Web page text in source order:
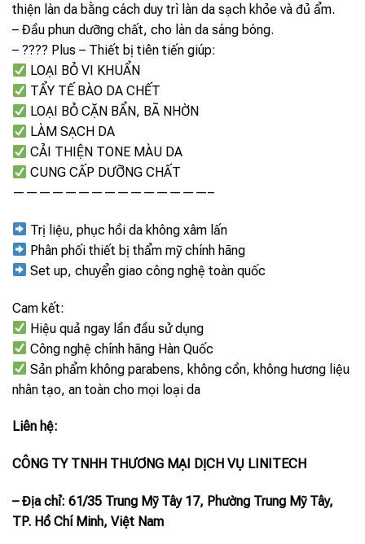
thiện làn da bằng cách duy trì làn da sạch khỏe và đủ ẩm.
– Đầu phun dưỡng chất, cho làn da sáng bóng.
– ???? Plus – Thiết bị tiên tiến giúp:
LOẠI BỎ VI KHUẨN
TẨY TẾ BÀO DA CHẾT
LOẠI BỎ CẶN BẨN, BÃ NHỜN
LÀM SẠCH DA
CẢI THIỆN TONE MÀU DA
CUNG CẤP DƯỠNG CHẤT
———————————————–
Trị liệu, phục hồi da không xâm lấn
Phân phối thiết bị thẩm mỹ chính hãng
Set up, chuyển giao công nghệ toàn quốc
Cam kết:
Hiệu quả ngay lần đầu sử dụng
Công nghệ chính hãng Hàn Quốc
Sản phẩm không parabens, không cồn, không hương liệu
nhân tạo, an toàn cho mọi loại da
Liên hệ:
CÔNG TY TNHH THƯƠNG MẠI DỊCH VỤ LINITECH
– Địa chỉ: 61/35 Trung Mỹ Tây 17, Phường Trung Mỹ Tây,
TP. Hồ Chí Minh, Việt Nam